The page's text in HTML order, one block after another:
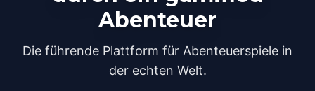
Abenteuer
Die führende Plattform für Abenteuerspiele in
der echten Welt.